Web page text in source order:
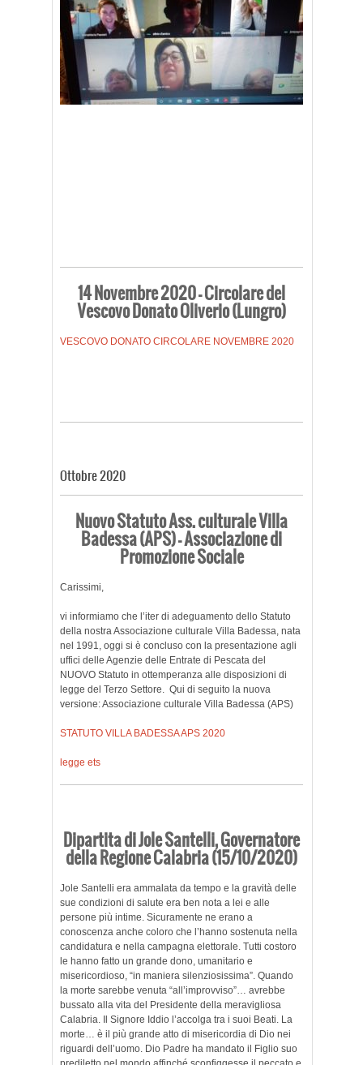
14 Novembre 2020 – Circolare del
Vescovo Donato Oliverio (Lungro)
VESCOVO DONATO CIRCOLARE NOVEMBRE 2020
Ottobre 2020
Nuovo Statuto Ass. culturale Villa
Badessa (APS) – Associazione di
Promozione Sociale
Carissimi,
vi informiamo che l’iter di adeguamento dello Statuto
della nostra Associazione culturale Villa Badessa, nata
nel 1991, oggi si è concluso con la presentazione agli
uffici delle Agenzie delle Entrate di Pescata del
NUOVO Statuto in ottemperanza alle disposizioni di
legge del Terzo Settore. Qui di seguito la nuova
versione: Associazione culturale Villa Badessa (APS)
STATUTO VILLA BADESSA APS 2020
legge ets
Dipartita di Jole Santelli, Governatore
della Regione Calabria (15/10/2020)
Jole Santelli era ammalata da tempo e la gravità delle
sue condizioni di salute era ben nota a lei e alle
persone più intime. Sicuramente ne erano a
conoscenza anche coloro che l’hanno sostenuta nella
candidatura e nella campagna elettorale. Tutti costoro
le hanno fatto un grande dono, umanitario e
misericordioso, “in maniera silenziosissima”. Quando
la morte sarebbe venuta “all’improvviso”… avrebbe
bussato alla vita del Presidente della meravigliosa
Calabria. Il Signore Iddio l’accolga tra i suoi Beati. La
morte… è il più grande atto di misericordia di Dio nei
riguardi dell’uomo. Dio Padre ha mandato il Figlio suo